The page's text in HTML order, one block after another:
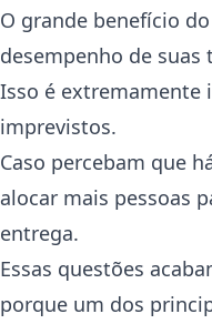
O grande benefício
desempenho de suas
Isso é extremamente
imprevistos.
Caso percebam que
alocar mais pessoas
entrega.
Essas questões
porque um dos